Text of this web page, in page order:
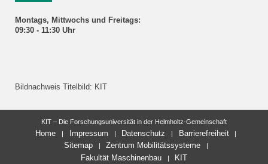
Montags, Mittwochs und Freitags:
09:30 - 11:30 Uhr
Bildnachweis Titelbild: KIT
KIT – Die Forschungsuniversität in der Helmholtz-Gemeinschaft
Home Impressum Datenschutz
Barrierefreiheit
Sitemap
Zentrum Mobilitätssysteme
Fakultät Maschinenbau
KIT